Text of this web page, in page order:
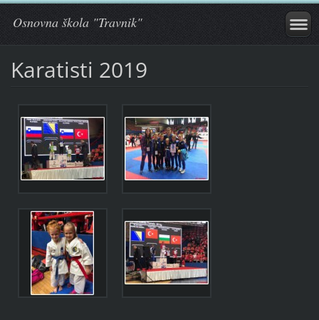
Osnovna škola "Travnik"
Karatisti 2019